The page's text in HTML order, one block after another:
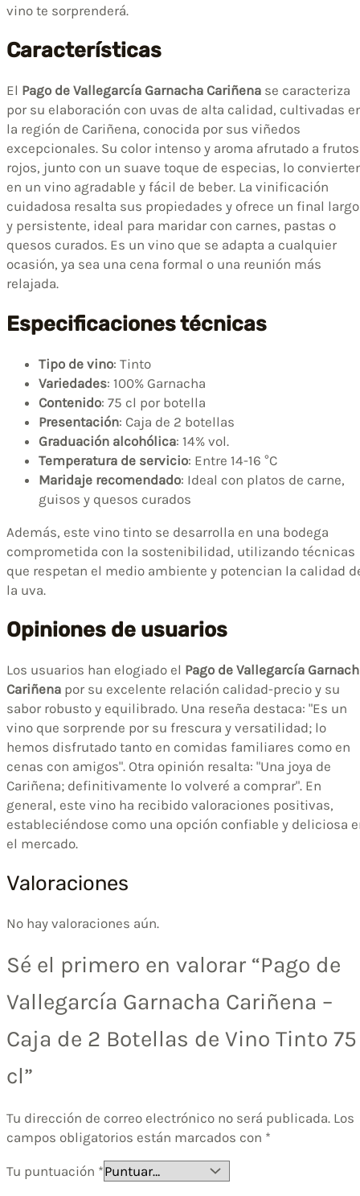
vino te sorprenderá.
Características
El Pago de Vallegarcía Garnacha Cariñena se caracteriza
por su elaboración con uvas de alta calidad, cultivadas
la región de Cariñena, conocida por sus viñedos
excepcionales. Su color intenso y aroma afrutado a frutos
rojos, junto con un suave toque de especias, lo
en un vino agradable y fácil de beber. La vinificación
cuidadosa resalta sus propiedades y ofrece un final largo
y persistente, ideal para maridar con carnes, pastas o
quesos curados. Es un vino que se adapta a cualquier
ocasión, ya sea una cena formal o una reunión más
relajada.
Especificaciones técnicas
Tipo de vino: Tinto
Variedades: 100% Garnacha
Contenido: 75 cl por botella
Presentación: Caja de 2 botellas
Graduación alcohólica: 14% vol.
Temperatura de servicio: Entre 14-16 °C
Maridaje recomendado: Ideal con platos de carne,
guisos y quesos curados
Además, este vino tinto se desarrolla en una bodega
comprometida con la sostenibilidad, utilizando técnicas
que respetan el medio ambiente y potencian la calidad
la uva.
Opiniones de usuarios
Los usuarios han elogiado el Pago de Vallegarcía
Cariñena por su excelente relación calidad-precio y su
sabor robusto y equilibrado. Una reseña destaca: "Es un
vino que sorprende por su frescura y versatilidad; lo
hemos disfrutado tanto en comidas familiares como en
cenas con amigos". Otra opinión resalta: "Una joya de
Cariñena; definitivamente lo volveré a comprar". En
general, este vino ha recibido valoraciones positivas,
estableciéndose como una opción confiable y deliciosa
el mercado.
Valoraciones
No hay valoraciones aún.
Sé el primero en valorar “Pago de
Vallegarcía Garnacha Cariñena –
Caja de 2 Botellas de Vino Tinto 75
cl”
Tu dirección de correo electrónico no será publicada. Los
campos obligatorios están marcados con *
Tu puntuación *